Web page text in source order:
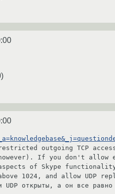
)
outgoing TCP
If you don't
of Skype
1024, and allow UDP
открыты, а он все равно